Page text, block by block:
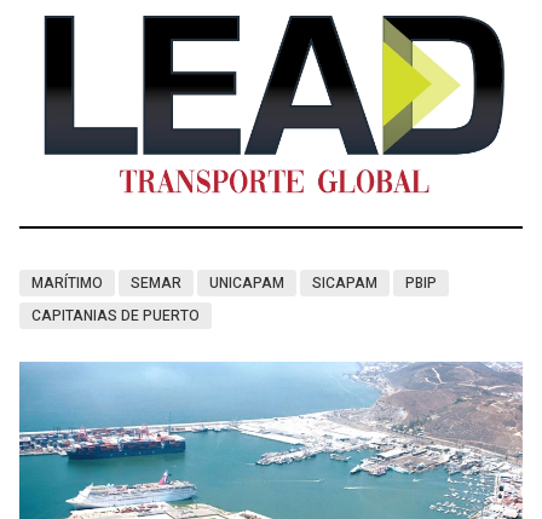
MARÍTIMO SEMAR UNICAPAM SICAPAM
PBIP
CAPITANIAS DE PUERTO